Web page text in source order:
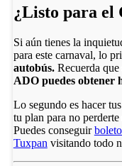
¿Listo para el
Si aún tienes la
para este carnaval, lo
autobús.Recuerda que
ADO puedes obtener
Lo segundo es hacer
tu plan para no
Puedes conseguir
Tuxpan visitando todo